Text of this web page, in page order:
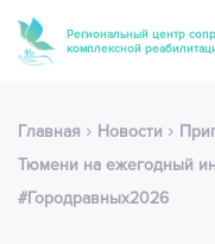
Региональный центр
комплексной
Главная › Новости ›
Тюмени на ежегодный
#Городравных2026